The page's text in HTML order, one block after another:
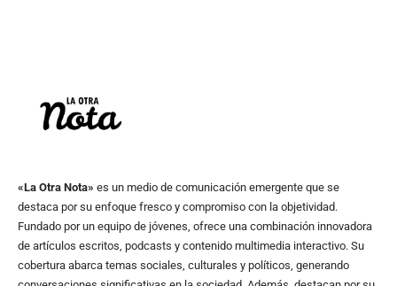
«La Otra Nota» es un medio de comunicación emergente que se
destaca por su enfoque fresco y compromiso con la objetividad.
Fundado por un equipo de jóvenes, ofrece una combinación innovadora
de artículos escritos, podcasts y contenido multimedia interactivo. Su
cobertura abarca temas sociales, culturales y políticos, generando